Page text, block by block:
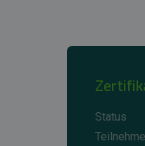
Status